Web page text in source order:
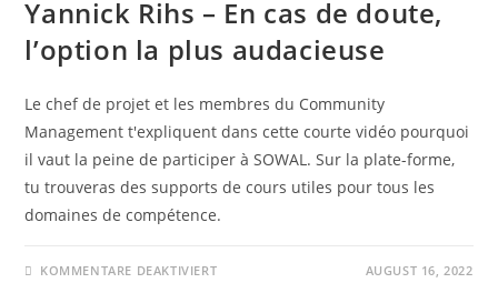
Yannick Rihs – En cas de doute,
l’option la plus audacieuse
Le chef de projet et les membres du Community
Management t'expliquent dans cette courte vidéo pourquoi
il vaut la peine de participer à SOWAL. Sur la plate-forme,
tu trouveras des supports de cours utiles pour tous les
domaines de compétence.
KOMMENTARE DEAKTIVIERT AUGUST 16, 2022